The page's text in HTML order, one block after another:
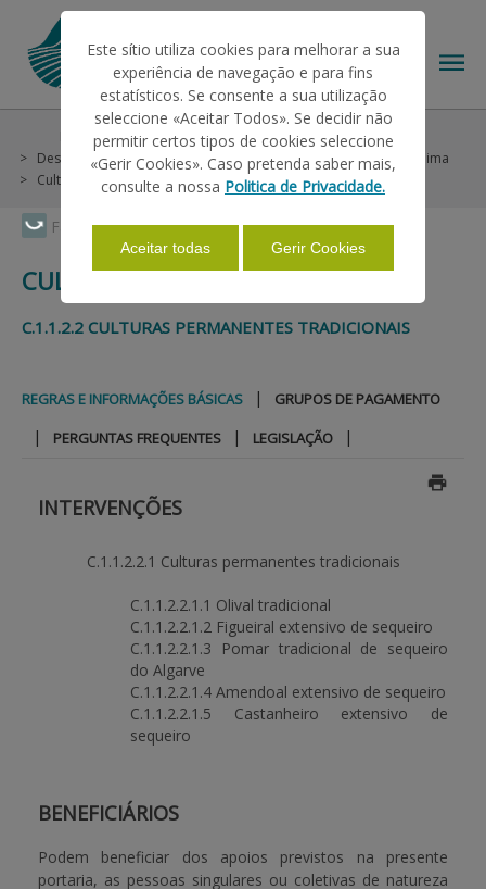
Faça Swipe para ver o menu
HELP/SUPPORT
INFORMATIONS
Login / Register
Help/Support
Helps on Unique Request
Desenvolvimento Rural
Continente
Agroambientais e Clima
Culturas Permanentes
Regras e Informações Básicas
CULTURAS PERMANENTES
C.1.1.2.2 CULTURAS PERMANENTES TRADICIONAIS
REGRAS E INFORMAÇÕES BÁSICAS | GRUPOS DE PAGAMENTO
| PERGUNTAS FREQUENTES | LEGISLAÇÃO |
INTERVENÇÕES
C.1.1.2.2.1 Culturas permanentes tradicionais
C.1.1.2.2.1.1 Olival tradicional
C.1.1.2.2.1.2 Figueiral extensivo de sequeiro
C.1.1.2.2.1.3 Pomar tradicional de sequeiro
do Algarve
C.1.1.2.2.1.4 Amendoal extensivo de sequeiro
C.1.1.2.2.1.5 Castanheiro extensivo de
sequeiro
BENEFICIÁRIOS
Podem beneficiar dos apoios previstos na presente
portaria, as pessoas singulares ou coletivas de natureza
Este sítio utiliza cookies para melhorar a sua
experiência de navegação e para fins
estatísticos. Se consente a sua utilização
seleccione «Aceitar Todos». Se decidir não
permitir certos tipos de cookies seleccione
«Gerir Cookies». Caso pretenda saber mais,
consulte a nossa Politica de Privacidade.
Aceitar todas Gerir Cookies